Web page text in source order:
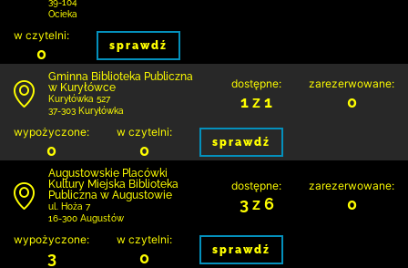
39-104
Ocieka
w czytelni:
0 sprawdź
Gminna Biblioteka Publiczna
w Kuryłówce
Kuryłówka 527
37-303 Kuryłówka
dostępne:
1 z 1
zarezerwowane:
0
wypożyczone:
0
w czytelni:
0 sprawdź
Augustowskie Placówki
Kultury Miejska Biblioteka
Publiczna w Augustowie
ul. Hoża 7
16-300 Augustów
dostępne:
3 z 6
zarezerwowane:
0
wypożyczone:
3
w czytelni:
0 sprawdź